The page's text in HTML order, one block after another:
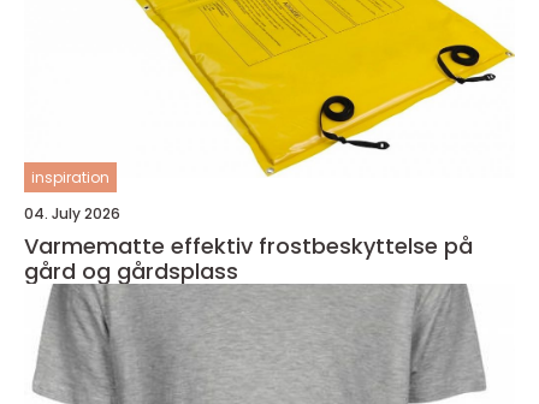
inspiration
04. July 2026
Varmematte effektiv frostbeskyttelse på
gård og gårdsplass